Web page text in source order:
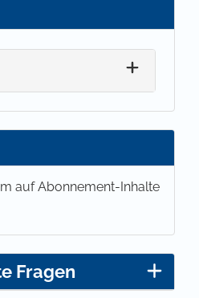
auf Abonnement-Inhalte
Fragen